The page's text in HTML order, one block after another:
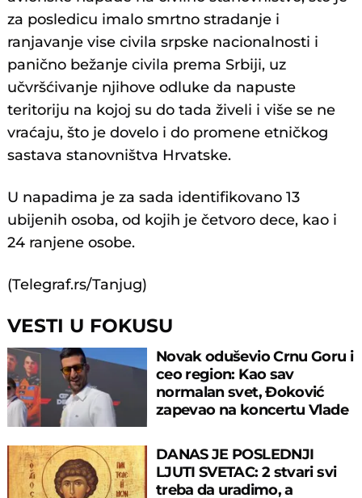
za posledicu imalo smrtno stradanje i
ranjavanje vise civila srpske nacionalnosti i
panično bežanje civila prema Srbiji, uz
učvršćivanje njihove odluke da napuste
teritoriju na kojoj su do tada živeli i više se ne
vraćaju, što je dovelo i do promene etničkog
sastava stanovništva Hrvatske.
U napadima je za sada identifikovano 13
ubijenih osoba, od kojih je četvoro dece, kao i
24 ranjene osobe.
(Telegraf.rs/Tanjug)
VESTI U FOKUSU
Novak oduševio Crnu Goru i
ceo region: Kao sav
normalan svet, Đoković
zapevao na koncertu Vlade
DANAS JE POSLEDNJI
LJUTI SVETAC: 2 stvari svi
treba da uradimo, a